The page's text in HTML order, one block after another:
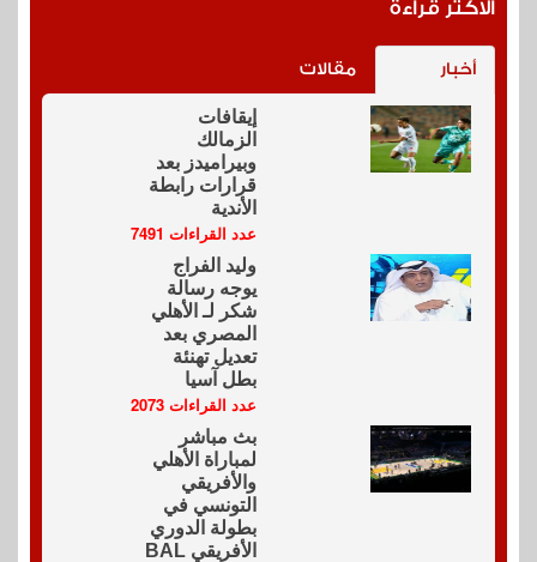
الاكثر قراءة
أخبار مقالات
إيقافات
الزمالك
وبيراميدز بعد
قرارات رابطة
الأندية
عدد القراءات 7491
وليد الفراج
يوجه رسالة
شكر لـ الأهلي
المصري بعد
تعديل تهنئة
بطل آسيا
عدد القراءات 2073
بث مباشر
لمباراة الأهلي
والأفريقي
التونسي في
بطولة الدوري
الأفريقي BAL